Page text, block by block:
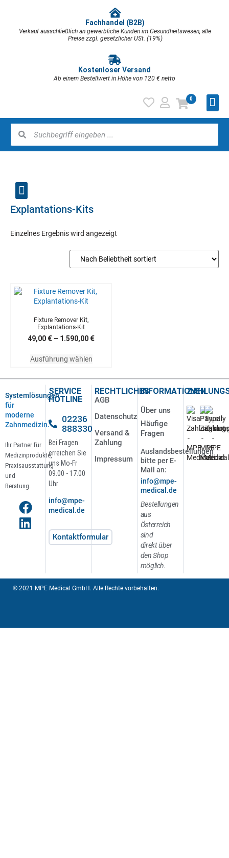
Fachhandel (B2B)
Verkauf ausschließlich an gewerbliche Kunden im Gesundheitswesen, alle
Preise zzgl. gesetzlicher USt. (19%)
Kostenloser Versand
Ab einem Bestellwert in Höhe von 120 € netto
0
Explantations-Kits
Einzelnes Ergebnis wird angezeigt
Fixture Remover Kit,
Explantations-Kit
49,00 € – 1.590,00 €
Ausführung wählen
Systemlösungen
für
moderne
Zahnmedizin.
Ihr Partner für
Medizinprodukte,
Praxisausstattung
und
Beratung.
SERVICE
HOTLINE
02236
888330
Bei Fragen
erreichen Sie
uns Mo-Fr
09.00 - 17.00
Uhr
info@mpe-
medical.de
Kontaktformular
RECHTLICHES
AGB
Datenschutz
Versand &
Zahlung
Impressum
INFORMATIONEN
Über uns
Häufige
Fragen
Auslandsbestellungen
bitte per E-
Mail an:
info@mpe-
medical.de
Bestellungen
aus
Österreich
sind
direkt über
den Shop
möglich.
© 2021 MPE Medical GmbH. Alle Rechte vorbehalten.